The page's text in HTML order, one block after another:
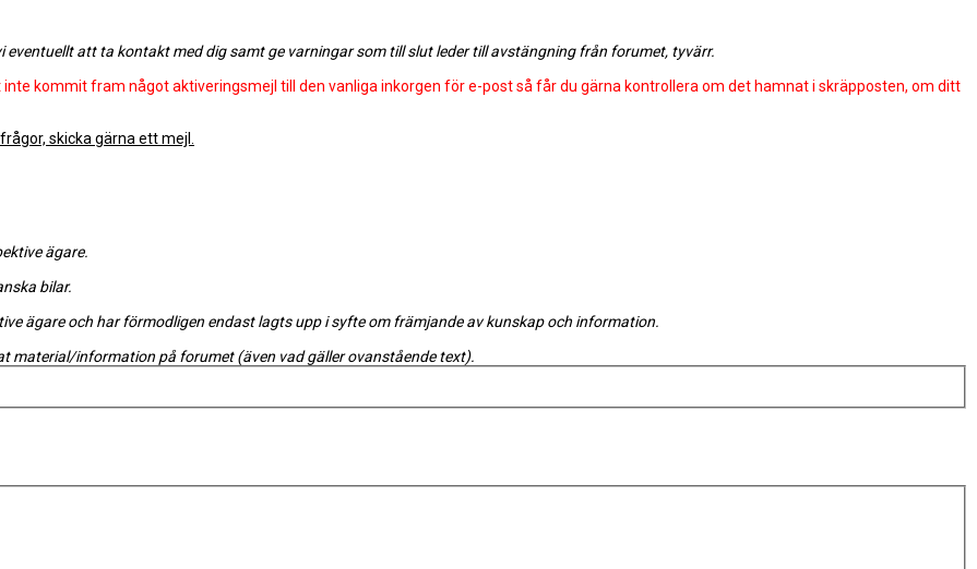
att ta kontakt med dig samt ge varningar som till slut leder till avstängning från forumet, tyvärr.
inte kommit fram något aktiveringsmejl till den vanliga inkorgen för e-post så får du gärna kontrollera om det hamnat i skräpposten, om ditt
skicka gärna ett mejl.
ägare.
bilar.
ägare och har förmodligen endast lagts upp i syfte om främjande av kunskap och information.
material/information på forumet (även vad gäller ovanstående text).